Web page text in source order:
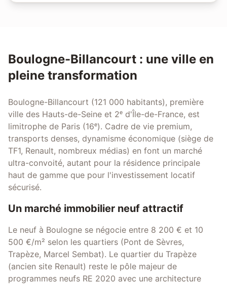
Boulogne-Billancourt : une ville en
pleine transformation
Boulogne-Billancourt (121 000 habitants), première
ville des Hauts-de-Seine et 2ᵉ d'Île-de-France, est
limitrophe de Paris (16ᵉ). Cadre de vie premium,
transports denses, dynamisme économique (siège de
TF1, Renault, nombreux médias) en font un marché
ultra-convoité, autant pour la résidence principale
haut de gamme que pour l'investissement locatif
sécurisé.
Un marché immobilier neuf attractif
Le neuf à Boulogne se négocie entre 8 200 € et 10
500 €/m² selon les quartiers (Pont de Sèvres,
Trapèze, Marcel Sembat). Le quartier du Trapèze
(ancien site Renault) reste le pôle majeur de
programmes neufs RE 2020 avec une architecture